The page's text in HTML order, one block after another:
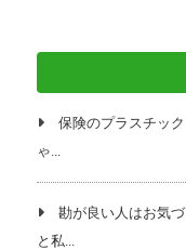
保険のプラスチッ
ゃ...
勘が良い人はお気
と私...